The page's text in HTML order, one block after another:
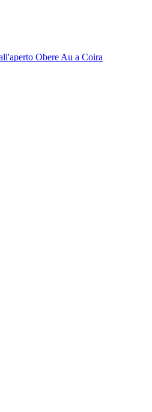
Obere Au a Coira